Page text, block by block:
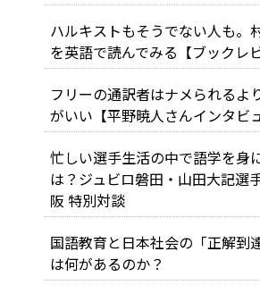
ハルキストもそうでない人も。
を英語で読んでみる【ブックレ
フリーの通訳者はナメられるよ
がいい【平野暁人さんインタビ
忙しい選手生活の中で語学を身
は？ジュビロ磐田・山田大記選
阪 特別対談
国語教育と日本社会の「正解到
は何があるのか？